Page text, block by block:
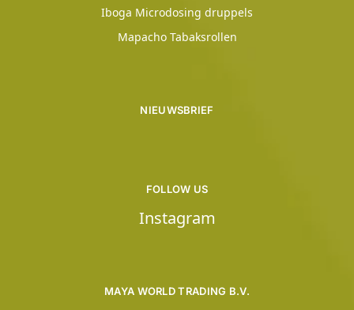
Iboga Microdosing druppels
Mapacho Tabaksrollen
MAYA WORLD TRADING B.V.
NIEUWSBRIEF
FOLLOW US
Instagram